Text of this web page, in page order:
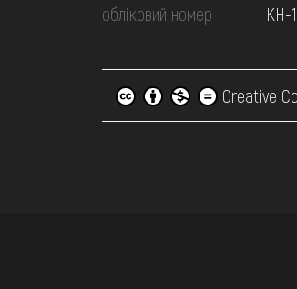
обліковий номер КН-
Creative